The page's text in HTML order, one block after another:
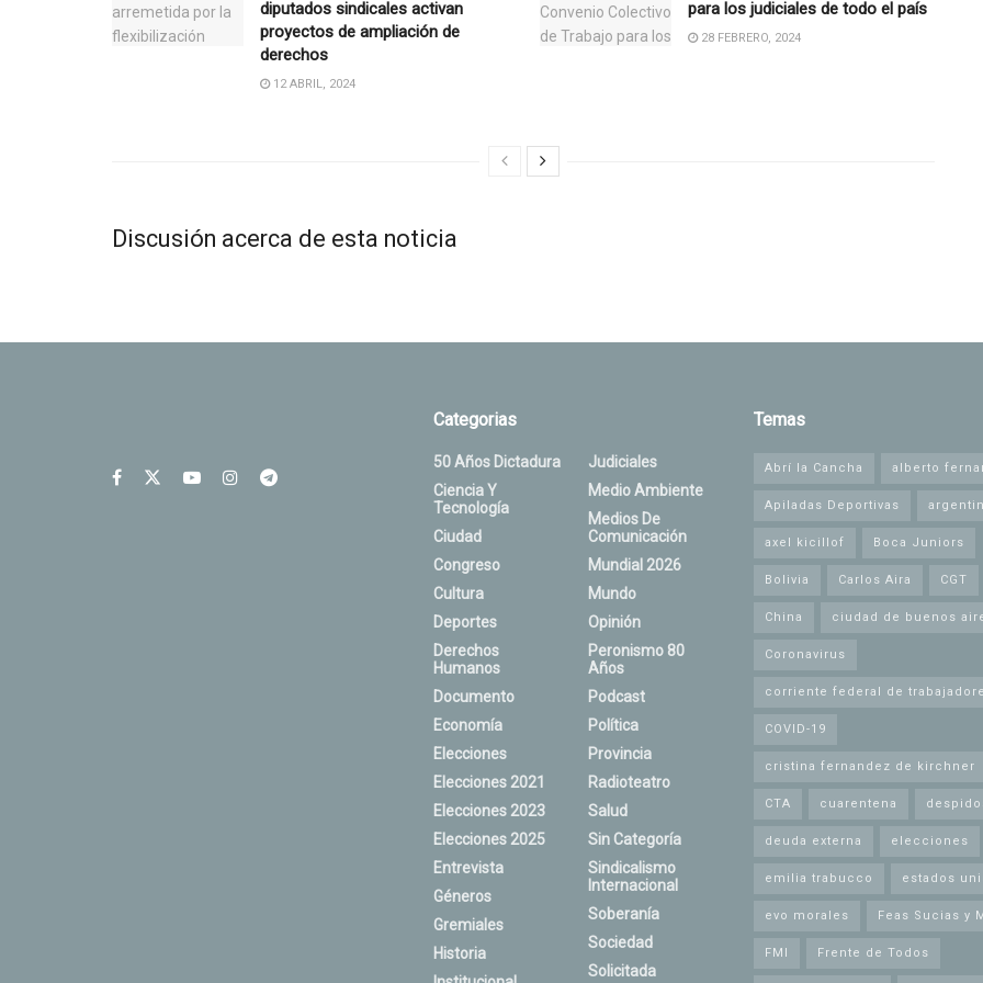
diputados sindicales activan
proyectos de ampliación de
derechos
12 ABRIL, 2024
para los judiciales de todo el país
28 FEBRERO, 2024
Discusión acerca de esta noticia
Categorias
50 Años Dictadura
Ciencia Y
Tecnología
Ciudad
Congreso
Cultura
Deportes
Derechos
Humanos
Documento
Economía
Elecciones
Elecciones 2021
Elecciones 2023
Elecciones 2025
Entrevista
Géneros
Gremiales
Historia
Judiciales
Medio Ambiente
Medios De
Comunicación
Mundial 2026
Mundo
Opinión
Peronismo 80
Años
Podcast
Política
Provincia
Radioteatro
Salud
Sin Categoría
Sindicalismo
Internacional
Soberanía
Sociedad
Solicitada
Temas
Abrí la Cancha alberto
Apiladas Deportivas
axel kicillof Boca Juniors
Bolivia Carlos Aira CGT
China ciudad de buenos
Coronavirus
corriente federal de
COVID-19
cristina fernandez de kirchner
CTA cuarentena
deuda externa elecciones
emilia trabucco estados
evo morales Feas Sucias y
FMI Frente de Todos